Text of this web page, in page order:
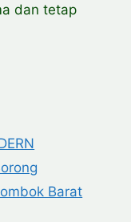
dan tetap
Barat